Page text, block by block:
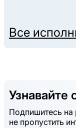
Все
Узнавайте
Подпишитесь на
не пропустить